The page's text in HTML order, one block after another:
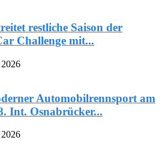
restliche Saison der
Challenge mit...
Automobilrennsport am
Int. Osnabrücker...